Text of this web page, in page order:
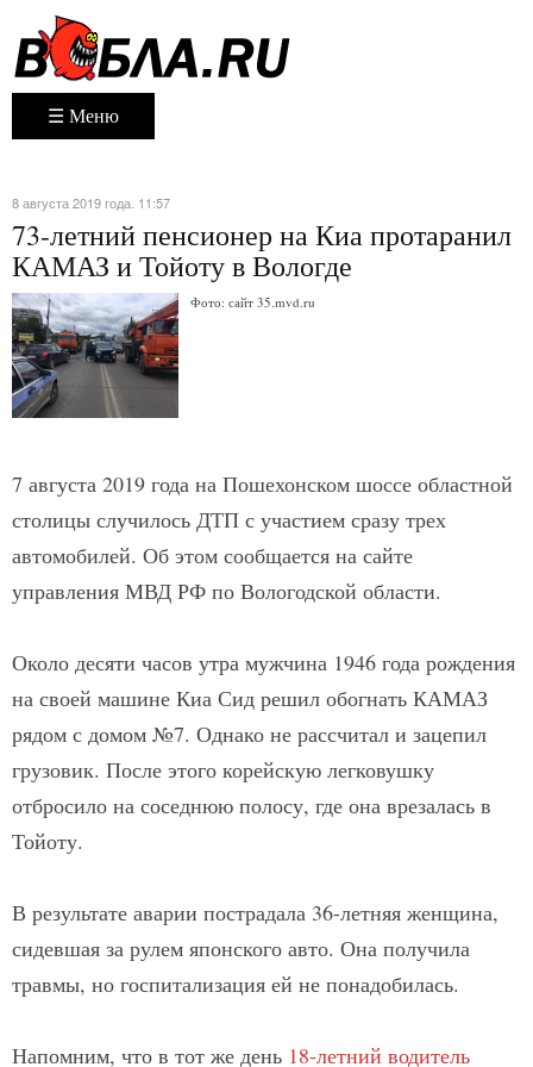
☰ Меню
8 августа 2019 года. 11:57
73-летний пенсионер на Киа протаранил
КАМАЗ и Тойоту в Вологде
Фото: сайт 35.mvd.ru
7 августа 2019 года на Пошехонском шоссе областной
столицы случилось ДТП с участием сразу трех
автомобилей. Об этом сообщается на сайте
управления МВД РФ по Вологодской области.
Около десяти часов утра мужчина 1946 года рождения
на своей машине Киа Сид решил обогнать КАМАЗ
рядом с домом №7. Однако не рассчитал и зацепил
грузовик. После этого корейскую легковушку
отбросило на соседнюю полосу, где она врезалась в
Тойоту.
В результате аварии пострадала 36-летняя женщина,
сидевшая за рулем японского авто. Она получила
травмы, но госпитализация ей не понадобилась.
Напомним, что в тот же день 18-летний водитель